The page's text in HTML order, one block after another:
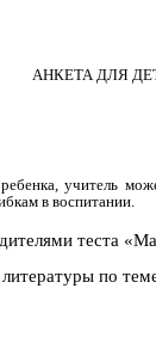
АНКЕТА ДЛЯ
учитель
в воспитании.
теста
по